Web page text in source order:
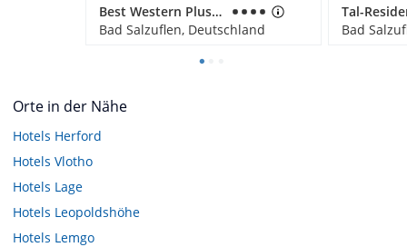
Best Western Plus Hotel Ostertor
Bad Salzuflen, Deutschland
Tal-
Bad
Orte in der Nähe
Hotels Herford
Hotels Vlotho
Hotels Lage
Hotels Leopoldshöhe
Hotels Lemgo